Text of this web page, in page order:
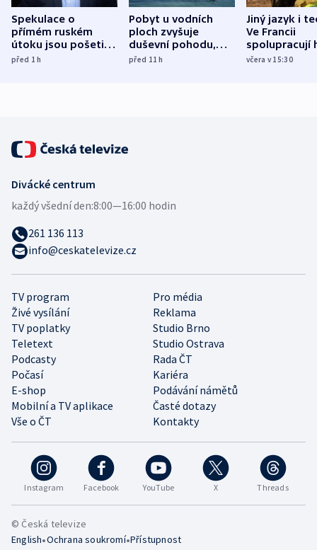
Spekulace o
přímém ruském
útoku jsou pošetilé,
míní estonský
před 1h
Pobyt u vodních
ploch zvyšuje
duševní pohodu,
ukázala
před 11h
Jiný jazyk i
Ve Francii
spolupracují
různých zemí
včera v 15:30
Instagram Facebook YouTube X Threads
TV program
Pro média
Živé vysílání
Reklama
TV poplatky
Studio Brno
Teletext
Studio Ostrava
Podcasty
Rada ČT
Počasí
Kariéra
E-shop
Podávání námětů
Mobilní a TV aplikace
Časté dotazy
Vše o ČT
Kontakty
Divácké centrum
každý všední den:8:00—16:00 hodin
261 136 113
info@ceskatelevize.cz
© Česká televize
English•Ochrana soukromí•Přístupnost